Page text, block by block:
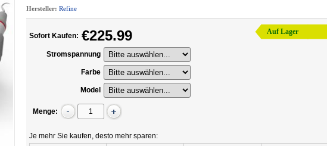
Hersteller: Refine
Auf Lager
Sofort Kaufen: €225.99
Stromspannung
Farbe
Model
Menge:
Je mehr Sie kaufen, desto mehr sparen: